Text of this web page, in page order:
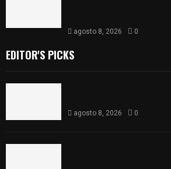
agosto 8, 2026 0
EDITOR'S PICKS
agosto 8, 2026 0